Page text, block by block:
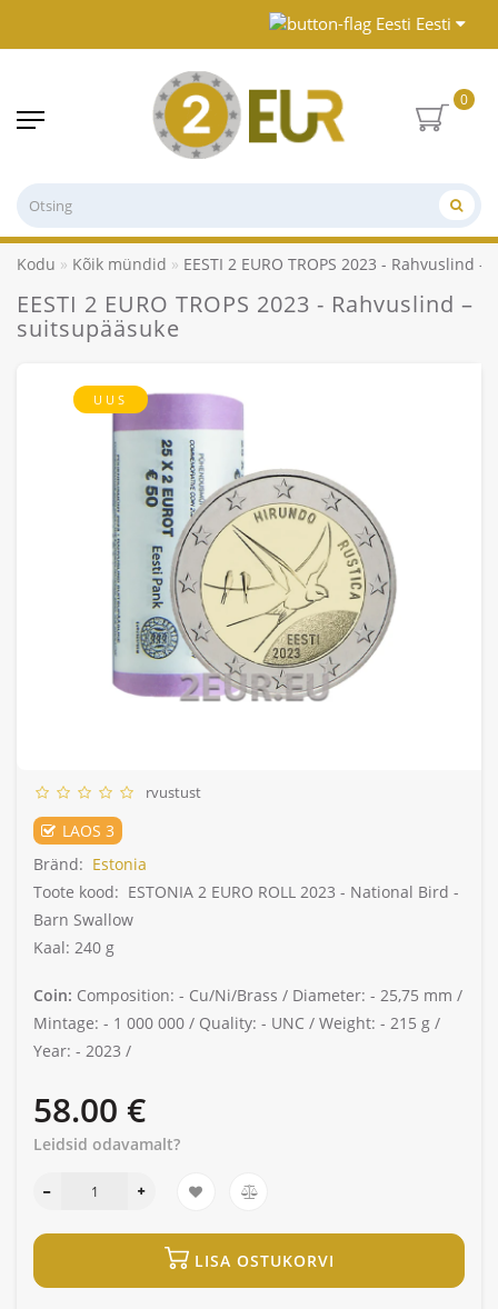
Eesti
0
Kodu Kõik mündid EESTI 2 EURO TROPS 2023 - Rahvuslind
EESTI 2 EURO TROPS 2023 - Rahvuslind –
suitsupääsuke
UUS
rvustust
LAOS 3
Bränd: Estonia
Toote kood: ESTONIA 2 EURO ROLL 2023 - National Bird -
Barn Swallow
Kaal: 240 g
Coin: Composition: - Cu/Ni/Brass / Diameter: - 25,75 mm /
Mintage: - 1 000 000 / Quality: - UNC / Weight: - 215 g /
Year: - 2023 /
58.00 €
Leidsid odavamalt?
LISA OSTUKORVI